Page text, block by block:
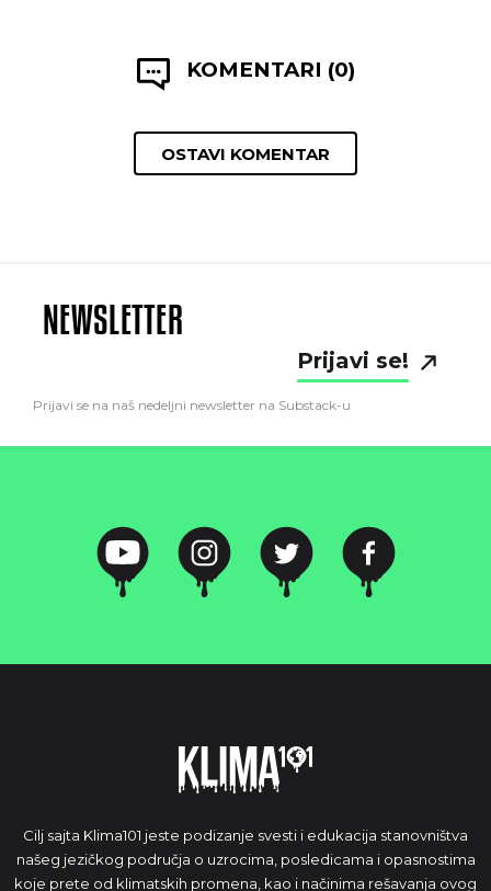
KOMENTARI (0)
OSTAVI KOMENTAR
NEWSLETTER
Prijavi se!
Prijavi se na naš nedeljni newsletter na Substack-u
Cilj sajta Klima101 jeste podizanje svesti i edukacija stanovništva
našeg jezičkog područja o uzrocima, posledicama i opasnostima
koje prete od klimatskih promena, kao i načinima rešavanja ovog